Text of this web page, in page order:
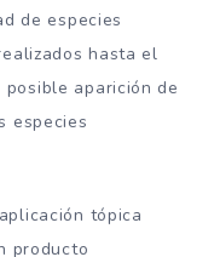
de especies
hasta el
aparición de
especies
tópica
producto